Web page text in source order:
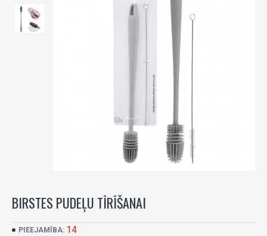
BIRSTES PUDEĻU TĪRĪŠANAI
PIEEJAMĪBA: 14